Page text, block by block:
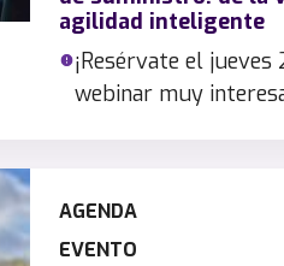
agilidad inteligente
¡Resérvate el
webinar muy
AGENDA
EVENTO